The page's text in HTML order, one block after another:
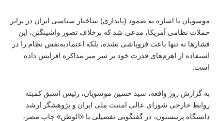
موسویان با اشاره به صمود (پایداری) ساختار سیاسی ایران در برابر
حملات نظامی آمریکا، مدعی شد که برخلاف تصور واشینگتن، این
فشارها نه تنها باعث فروپاشی نشده، بلکه اعتمادبه‌نفس نظام را در
استفاده از اهرم‌های قدرت خود بر سر میز مذاکره افزایش داده
است.
به گزارش روز واقعه، سید حسین موسویان، رئیس اسبق کمیته
روابط خارجی شورای عالی امنیت ملی ایران و پژوهشگر ارشد
دانشگاه پرینستون، در گفتگویی تفصیلی با «الوطن» چاپ مصر،